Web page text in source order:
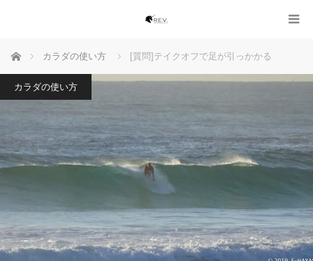
ホーム カラダの使い方 [質問]テイクオフで足が引っかかる
カラダの使い方